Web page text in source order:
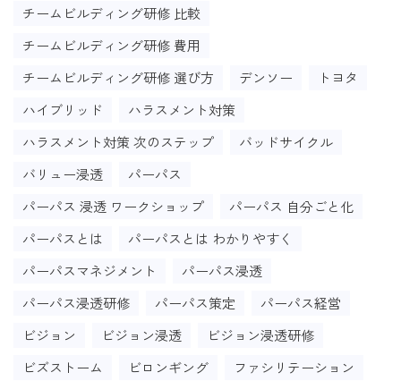
チームビルディング研修 比較
チームビルディング研修 費用
チームビルディング研修 選び方
デンソー
トヨタ
ハイブリッド
ハラスメント対策
ハラスメント対策 次のステップ
バッドサイクル
バリュー浸透
パーパス
パーパス 浸透 ワークショップ
パーパス 自分ごと化
パーパスとは
パーパスとは わかりやすく
パーパスマネジメント
パーパス浸透
パーパス浸透研修
パーパス策定
パーパス経営
ビジョン
ビジョン浸透
ビジョン浸透研修
ビズストーム
ビロンギング
ファシリテーション